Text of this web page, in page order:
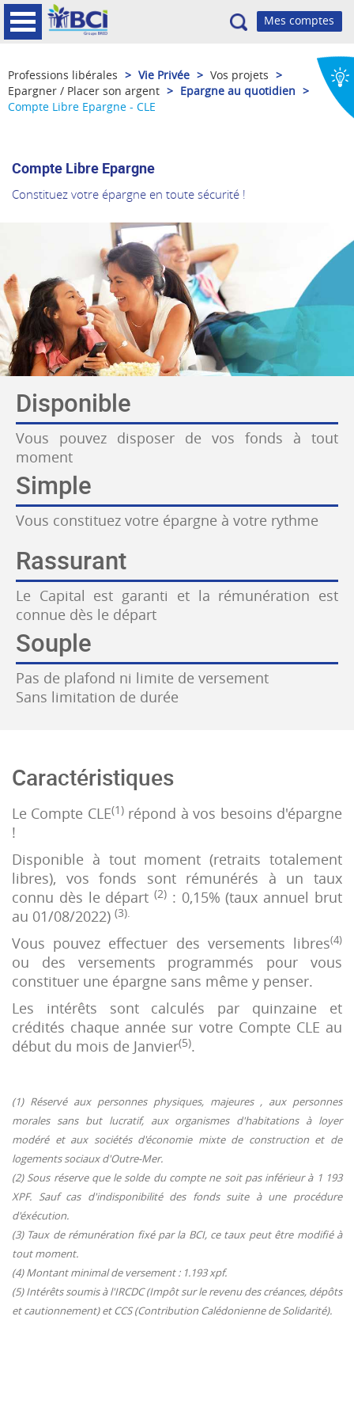
Recherche
Professions libérales > Vie Privée > Vos projets >
Epargner / Placer son argent > Epargne au quotidien >
Compte Libre Epargne - CLE
Compte Libre Epargne
Constituez votre épargne en toute sécurité !
Disponible
Vous pouvez disposer de vos fonds à tout
moment
Simple
Vous constituez votre épargne à votre rythme
Rassurant
Le Capital est garanti et la rémunération est
connue dès le départ
Souple
Pas de plafond ni limite de versement
Sans limitation de durée
Caractéristiques
Le Compte CLE(1)répond à vos besoins d'épargne
!
Disponible à tout moment (retraits totalement
libres), vos fonds sont rémunérés à un taux
connu dès le départ(2) : 0,15% (taux annuel brut
au 01/08/2022) (3).
Vous pouvez effectuer des versements libres(4)
ou des versements programmés pour vous
constituer une épargne sans même y penser.
Les intérêts sont calculés par quinzaine et
crédités chaque année sur votre Compte CLE au
début du mois de Janvier(5).
(1) Réservé aux personnes physiques, majeures , aux personnes
morales sans but lucratif, aux organismes d'habitations à loyer
modéré et aux sociétés d'économie mixte de construction et de
logements sociaux d'Outre-Mer.
(2) Sous réserve que le solde du compte ne soit pas inférieur à 1 193
XPF. Sauf cas d'indisponibilité des fonds suite à une procédure
d'éxécution.
(3) Taux de rémunération fixé par la BCI, ce taux peut être modifié à
tout moment.
(4) Montant minimal de versement : 1.193 xpf.
(5) Intérêts soumis à l'IRCDC (Impôt sur le revenu des créances, dépôts
et cautionnement) et CCS (Contribution Calédonienne de Solidarité).